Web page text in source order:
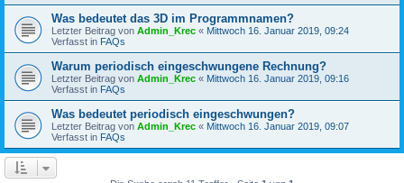
Was bedeutet das 3D im Programmnamen?
Letzter Beitrag von Admin_Krec « Mittwoch 16. Januar 2019, 09:24
Verfasst in FAQs
Warum periodisch eingeschwungene Rechnung?
Letzter Beitrag von Admin_Krec « Mittwoch 16. Januar 2019, 09:16
Verfasst in FAQs
Was bedeutet periodisch eingeschwungen?
Letzter Beitrag von Admin_Krec « Mittwoch 16. Januar 2019, 09:07
Verfasst in FAQs